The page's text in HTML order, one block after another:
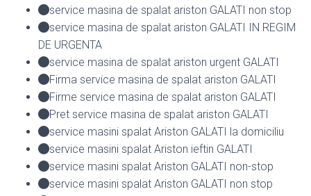
service masina de spalat ariston GALATI non stop
service masina de spalat ariston GALATI IN REGIM
DE URGENTA
service masina de spalat ariston urgent GALATI
Firma service masina de spalat ariston GALATI
Firme service masina de spalat ariston GALATI
Pret service masina de spalat ariston GALATI
service masini spalat Ariston GALATI la domiciliu
service masini spalat Ariston ieftin GALATI
service masini spalat Ariston GALATI non-stop
service masini spalat Ariston GALATI non stop